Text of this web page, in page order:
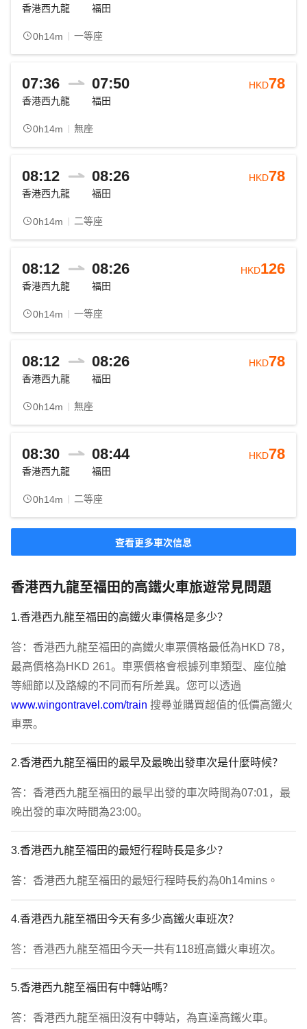
香港西九龍 福田
0h14m 一等座
07:36 07:50
香港西九龍 福田
0h14m 無座
HKD78
08:12 08:26
香港西九龍 福田
0h14m 二等座
HKD78
08:12 08:26
香港西九龍 福田
0h14m 一等座
HKD126
08:12 08:26
香港西九龍 福田
0h14m 無座
HKD78
08:30 08:44
香港西九龍 福田
0h14m 二等座
HKD78
查看更多車次信息
香港西九龍至福田的高鐵火車旅遊常見問題
1.香港西九龍至福田的高鐵火車價格是多少？
答：香港西九龍至福田的高鐵火車票價格最低為HKD 78，
最高價格為HKD 261。車票價格會根據列車類型、座位艙
www.wingontravel.com/train 搜尋並購買超值的低價高鐵火
車票。
2.香港西九龍至福田的最早及最晚出發車次是什麼時候？
答：香港西九龍至福田的最早出發的車次時間為07:01，最
晚出發的車次時間為23:00。
3.香港西九龍至福田的最短行程時長是多少？
答：香港西九龍至福田的最短行程時長約為0h14mins。
4.香港西九龍至福田今天有多少高鐵火車班次？
答：香港西九龍至福田今天一共有118班高鐵火車班次。
5.香港西九龍至福田有中轉站嗎？
答：香港西九龍至福田沒有中轉站，為直達高鐵火車。